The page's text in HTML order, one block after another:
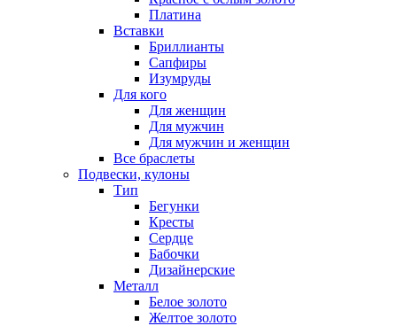
Платина
Вставки
Бриллианты
Сапфиры
Изумруды
Для кого
Для женщин
Для мужчин
Для мужчин и женщин
Все браслеты
Подвески, кулоны
Тип
Бегунки
Кресты
Сердце
Бабочки
Дизайнерские
Металл
Белое золото
Желтое золото